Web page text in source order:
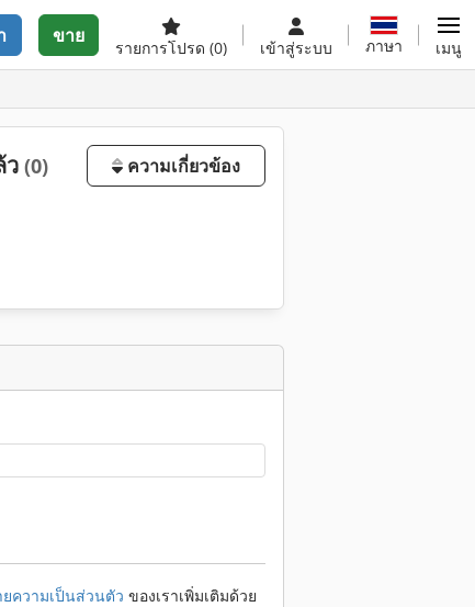
ขาย
รายการโปรด (0) เข้าสู่ระบบ ภาษา เมนู
ว (0) ความเกี่ยวข้อง
ความเป็นส่วนตัว ของเราเพิ่มเติมด้วย